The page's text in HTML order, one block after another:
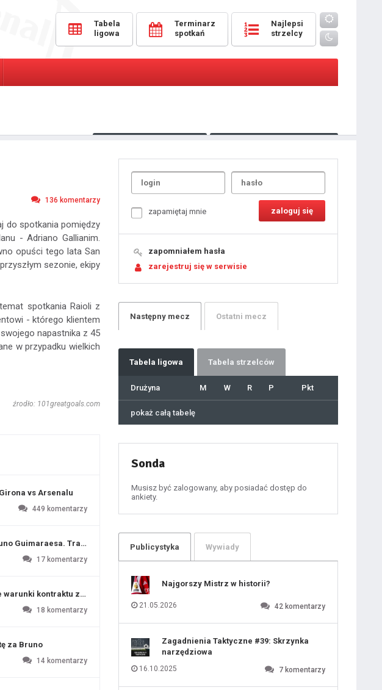
Tabela
ligowa
Terminarz
spotkań
Najlepsi
strzelcy
136 komentarzy
do spotkania pomiędzy
- Adriano Gallianim.
opuści tego lata San
sezonie, ekipy
spotkania Raioli z
- którego klientem
napastnika z 45
w przypadku wielkich
źrodło: 101greatgoals.com
vs Arsenalu
449 komentarzy
Guimaraesa. Transfer na ostatniej prostej
17 komentarzy
warunki kontraktu z Viniciusem Juniorem?
18 komentarzy
za Bruno
14 komentarzy
zapamiętaj mnie
zapomniałem hasła
zarejestruj się w serwisie
Następny mecz Ostatni mecz
Tabela ligowa Tabela strzelców
Drużyna M W R P Pkt
pokaż całą tabelę
Sonda
Musisz być zalogowany, aby posiadać dostęp do
ankiety.
Publicystyka Wywiady
Najgorszy Mistrz w historii?
21.05.2026 42 komentarzy
Zagadnienia Taktyczne #39: Skrzynka
narzędziowa
16.10.2025 7 komentarzy